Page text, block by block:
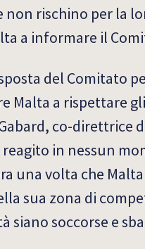
rischino per la
a informare il
del Comitato
Malta a rispettare
co-direttrice
in nessun
una volta che
sua zona di
siano soccorse e